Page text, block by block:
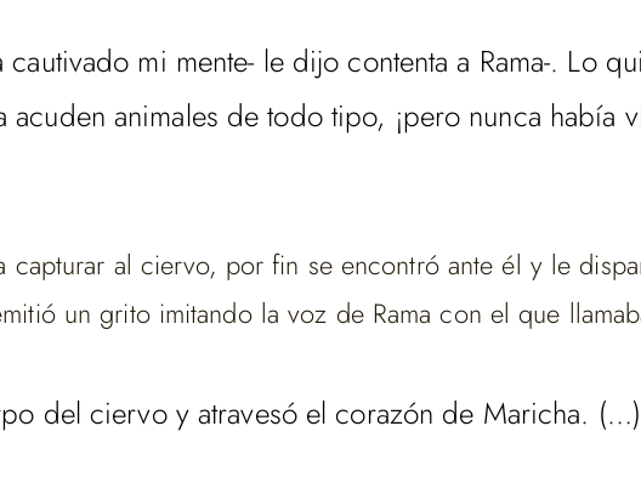
mi mente- le dijo contenta a Rama-. Lo
acuden animales de todo tipo, ¡pero nunca había
capturar al ciervo, por fin se encontró ante él y le
un grito imitando la voz de Rama con el que
del ciervo y atravesó el corazón de Maricha.